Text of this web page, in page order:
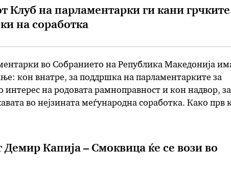
Клуб на парламентарки ги кани грчките
на соработка
во Собранието на Република Македонија
кон внатре, за поддршка на парламентарките за
интерес на родовата рамноправност и кон надвор, за
во нејзината меѓународна соработка. Како прв
Демир Капија – Смоквица ќе се вози во